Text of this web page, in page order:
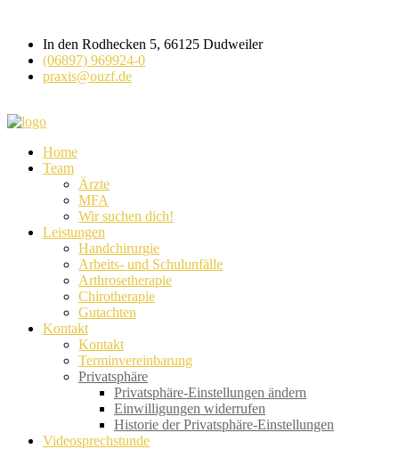
In den Rodhecken 5, 66125 Dudweiler
(06897) 969924-0
praxis@ouzf.de
Home
Team
Ärzte
MFA
Wir suchen dich!
Leistungen
Handchirurgie
Arbeits- und Schulunfälle
Arthrosetherapie
Chirotherapie
Gutachten
Kontakt
Kontakt
Terminvereinbarung
Privatsphäre
Privatsphäre-Einstellungen ändern
Einwilligungen widerrufen
Historie der Privatsphäre-Einstellungen
Videosprechstunde